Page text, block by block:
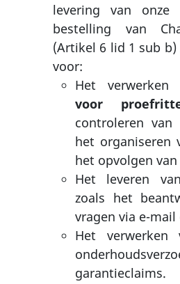
levering van
bestelling van
(Artikel 6 lid 1 sub
voor:
Het verwerken
voor
controleren van
het organiseren
het opvolgen
Het leveren
zoals het
vragen via e-
Het verwerken
garantieclaims.